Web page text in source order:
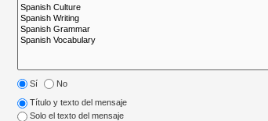
Sí No
Título y texto del mensaje
Solo el texto del mensaje